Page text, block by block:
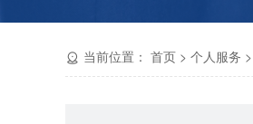
当前位置： 首页 > 个人服务 >